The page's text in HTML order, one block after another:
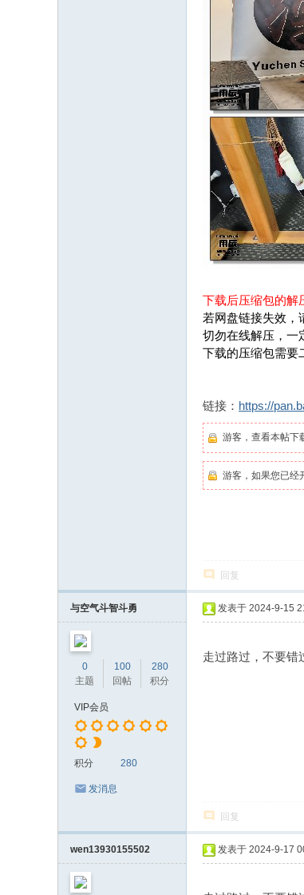
下载后压缩包的解
若网盘链接失效，
切勿在线解压，一
下载的压缩包需要
链接： https://
游客，查看本帖下
游客，如果您已经
回复
与空气斗智斗勇
0
主题
100
回帖
280
积分
VIP会员
积分 280
发消息
发表于 2024-9-15
走过路过，不要错
回复
wen13930155502 发表于 2024-9-17